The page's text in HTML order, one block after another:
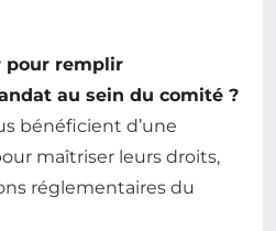
pour remplir
au sein du comité ?
bénéficient d’une
maîtriser leurs droits,
réglementaires du